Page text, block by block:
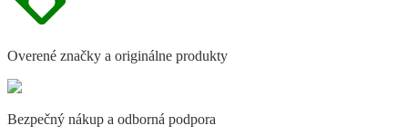
Overené značky a originálne produkty
Bezpečný nákup a odborná podpora